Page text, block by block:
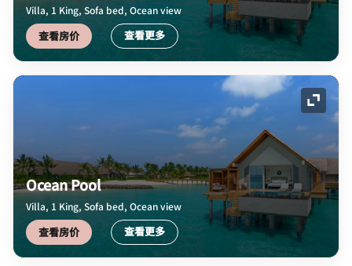
Villa, 1 King, Sofa bed, Ocean view
查看房价 查看更多
展开
Ocean Pool
Villa, 1 King, Sofa bed, Ocean view
查看房价 查看更多